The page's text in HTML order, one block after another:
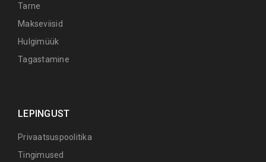
Tarne
Makseviisid
Hulgimüük
Tagastamine
LEPINGUST
Privaatsuspoolitika
Tingimused